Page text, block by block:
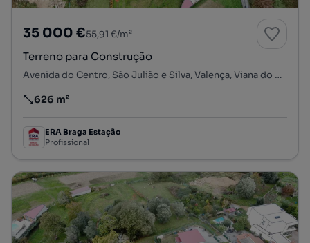
35 000 €55,91 €/m²
Terreno para Construção
Avenida do Centro, São Julião e Silva, Valença, Viana do Castelo
Preço por metro quadrado
626 m²
ERA Braga Estação
Profissional